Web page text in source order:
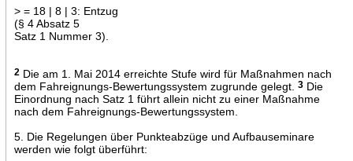
> = 18 | 8 | 3: Entzug
(§ 4 Absatz 5
Satz 1 Nummer 3).
2Die am 1. Mai 2014 erreichte Stufe wird für Maßnahmen nach
dem Fahreignungs-Bewertungssystem zugrunde gelegt.
3Die
Einordnung nach Satz 1 führt allein nicht zu einer Maßnahme
nach dem Fahreignungs-Bewertungssystem.
5. Die Regelungen über Punkteabzüge und Aufbauseminare
werden wie folgt überführt: